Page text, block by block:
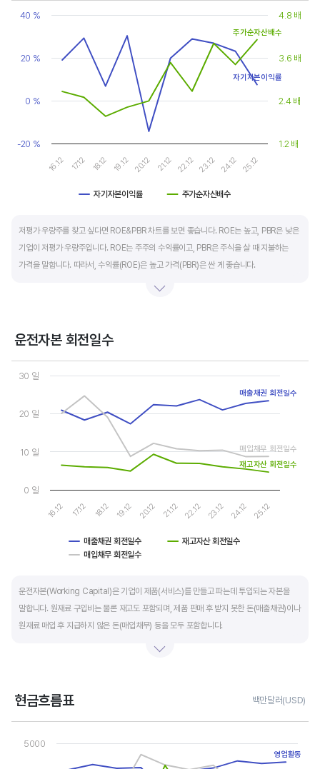
높을수록 좋습니다.
Chart
Line chart with 2 lines.
The chart has 1 X axis displaying categories.
The chart has 2 Y axes displaying values, and values.
자기자본이익률 주가순자산배수
16.12 17.12 18.12 19.12 20.12 21.12 22.12 23.12 24.12 25.12
-20 %
0 %
20 %
40 %
1.2 배
2.4 배
3.6 배
4.8 배
자기자본이익률
주가순자산배수
저평가 우량주를 찾고 싶다면 ROE&PBR 차트를 보면 좋습니다. ROE는 높고, PBR은 낮은
기업이 저평가 우량주입니다. ROE는 주주의 수익률이고, PBR은 주식을 살 때 지불하는
가격을 말합니다. 따라서, 수익률(ROE)은 높고 가격(PBR)은 싼 게 좋습니다.
운전자본 회전일수
Chart
Line chart with 3 lines.
The chart has 1 X axis displaying categories.
The chart has 2 Y axes displaying values, and values.
매출채권 회전일수
재고자산 회전일수
매입채무 회전일수
16.12 17.12 18.12 19.12 20.12 21.12 22.12 23.12 24.12 25.12
0 일
10 일
20 일
30 일
매출채권 회전일수
재고자산 회전일수
매입채무 회전일수
운전자본(Working Capital)은 기업이 제품(서비스)를 만들고 파는데 투입되는 자본을
말합니다. 원재료 구입비는 물론 재고도 포함되며, 제품 판매 후 받지 못한 돈(매출채권)이나
원재료 매입 후 지급하지 않은 돈(매입채무) 등을 모두 포함합니다.
높습니다. 따라서 운전자본 규모 보다는 현금이 잘 돌고 있는지를 확인할 수 있는 운전자본
운전자본 회전일수는 낮을 수록 좋습니다. 운전자본 회전일수가 낮으면 회사의 현금 회전이
빠릅니다. 현금 → 원재료 → 제품 → 매출채권 → 현금으로 회수되는 기간이 짧아 회사의
현금흐름표 백만달러(USD)
Chart
View as data table, Chart
The chart has 1 X axis displaying categories.
5000
영업활동